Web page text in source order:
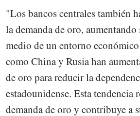
"Los bancos centrales también
la demanda de oro, aumentando
medio de un entorno
como China y Rusia han
de oro para reducir la
estadounidense. Esta tendencia
demanda de oro y contribuye a